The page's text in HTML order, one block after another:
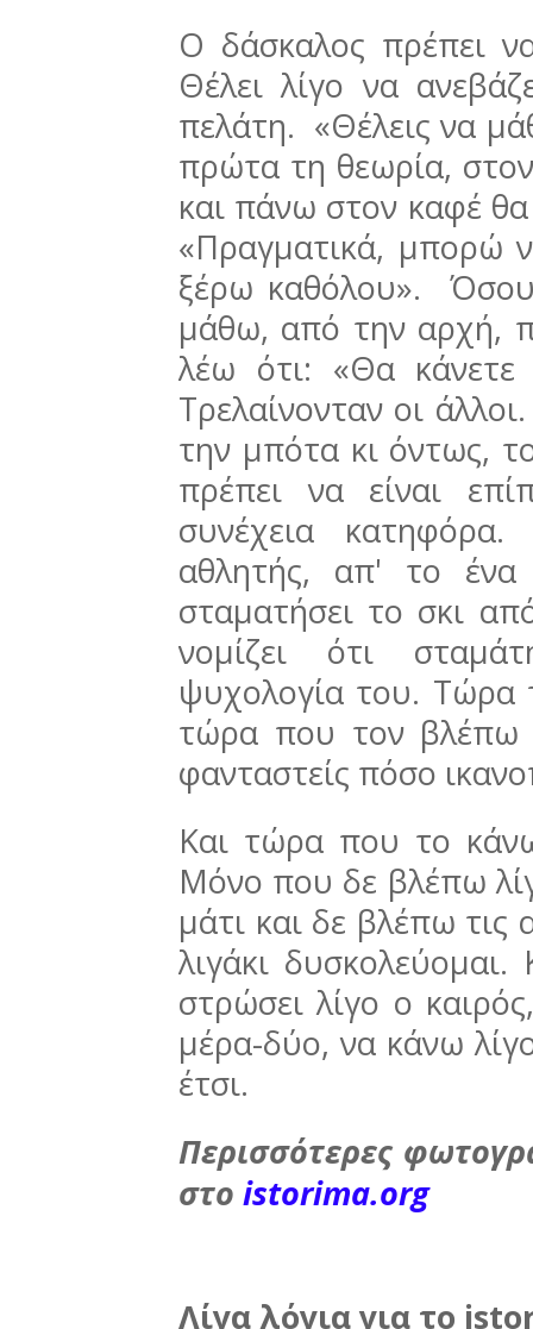
Ο δάσκαλος πρέπει
Θέλει λίγο να
πελάτη. «Θέλεις να
πρώτα τη θεωρία,
και πάνω στον καφέ
«Πραγματικά, μπορώ
ξέρω καθόλου».
μάθω, από την αρχή,
λέω ότι: «Θα κάνετε
Τρελαίνονταν οι
την μπότα κι όντως,
πρέπει να είναι
συνέχεια
αθλητής, απ' το
σταματήσει το σκι
νομίζει ότι
ψυχολογία του. Τώρα
τώρα που τον βλέπω
φανταστείς πόσο
Και τώρα που το
Μόνο που δε βλέπω
μάτι και δε βλέπω τις
λιγάκι
στρώσει λίγο ο
μέρα-δύο, να κάνω
έτσι.
Περισσότερες
στο istorima.org
Λίγα λόγια για το